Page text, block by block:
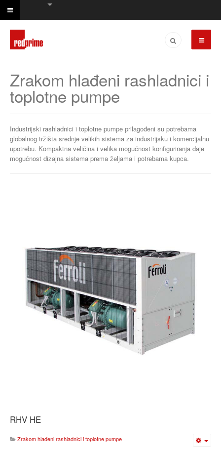
Zrakom hlađeni rashladnici i
toplotne pumpe
Industrijski rashladnici i toplotne pumpe prilagođeni su potrebama
globalnog tržišta srednje velikih sistema za industrijsku i komercijalnu
upotrebu. Kompaktna veličina i velika mogućnost konfiguriranja daje
mogućnost dizajna sistema prema željama i potrebama kupca.
RHV HE
Zrakom hlađeni rashladnici i toplotne pumpe